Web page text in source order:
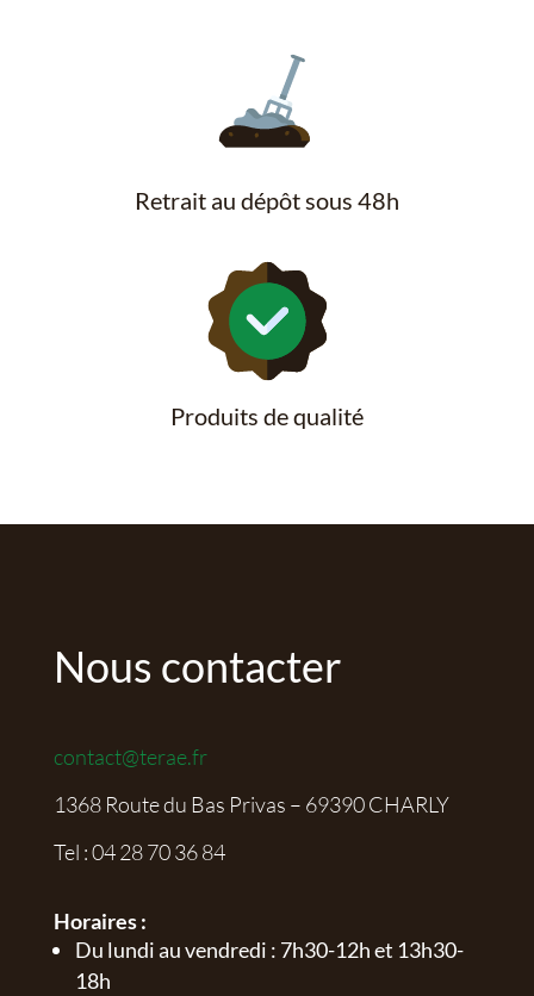
Retrait au dépôt sous 48h
Produits de qualité
Nous contacter
contact@terae.fr
1368 Route du Bas Privas – 69390 CHARLY
Tel :04 28 70 36 84
Horaires :
Du lundi au vendredi : 7h30-12h et 13h30-
18h